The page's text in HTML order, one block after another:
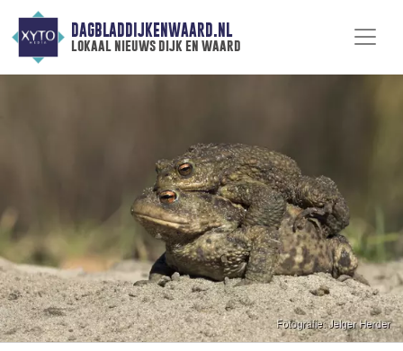
DAGBLADDIJKENWAARD.NL
lokaal nieuws dijk en waard